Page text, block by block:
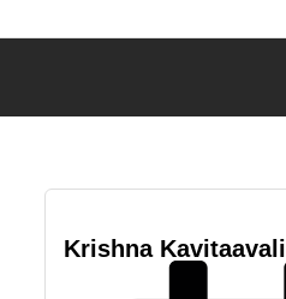
Krishna Kavitaavali